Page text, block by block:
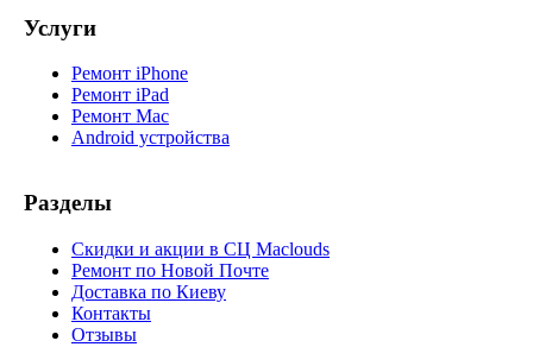
Услуги
Ремонт iPhone
Ремонт iPad
Ремонт Mac
Android устройства
Разделы
Скидки и акции в СЦ Maclouds
Ремонт по Новой Почте
Доставка по Киеву
Контакты
Отзывы